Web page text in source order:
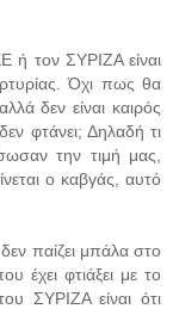
ή τον ΣΥΡΙΖΑ είναι
Όχι πως θα
δεν είναι καιρός
φτάνει; Δηλαδή τι
την τιμή μας,
ο καβγάς, αυτό
παίζει μπάλα στο
έχει φτιάξει με το
ΣΥΡΙΖΑ είναι ότι